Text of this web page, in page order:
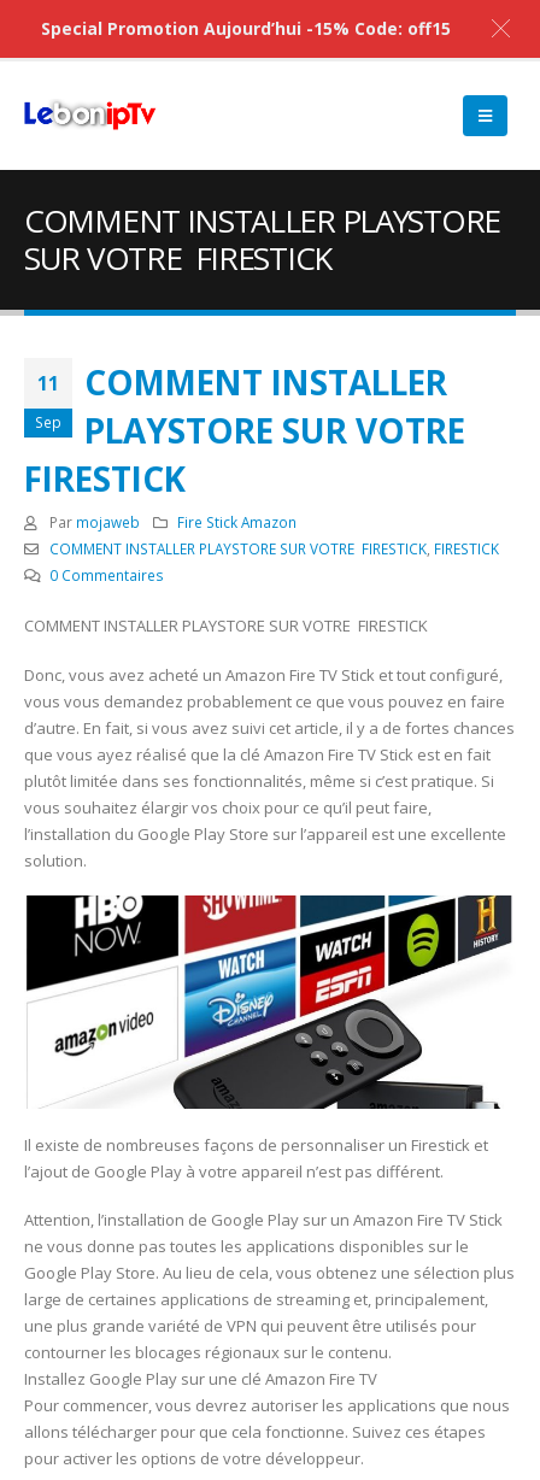
COMMENT INSTALLER PLAYSTORE
SUR VOTRE FIRESTICK
11
Sep
COMMENT INSTALLER
PLAYSTORE SUR VOTRE
FIRESTICK
Par mojaweb
Fire Stick Amazon
COMMENT INSTALLER PLAYSTORE SUR VOTRE FIRESTICK, FIRESTICK
0 Commentaires
COMMENT INSTALLER PLAYSTORE SUR VOTRE FIRESTICK
Donc, vous avez acheté un Amazon Fire TV Stick et tout configuré,
vous vous demandez probablement ce que vous pouvez en faire
d’autre. En fait, si vous avez suivi cet article, il y a de fortes chances
que vous ayez réalisé que la clé Amazon Fire TV Stick est en fait
plutôt limitée dans ses fonctionnalités, même si c’est pratique. Si
vous souhaitez élargir vos choix pour ce qu’il peut faire,
l’installation du Google Play Store sur l’appareil est une excellente
solution.
Il existe de nombreuses façons de personnaliser un Firestick et
l’ajout de Google Play à votre appareil n’est pas différent.
Attention, l’installation de Google Play sur un Amazon Fire TV Stick
ne vous donne pas toutes les applications disponibles sur le
Google Play Store. Au lieu de cela, vous obtenez une sélection plus
large de certaines applications de streaming et, principalement,
une plus grande variété de VPN qui peuvent être utilisés pour
contourner les blocages régionaux sur le contenu.
Installez Google Play sur une clé Amazon Fire TV
Pour commencer, vous devrez autoriser les applications que nous
allons télécharger pour que cela fonctionne. Suivez ces étapes
pour activer les options de votre développeur.
Special Promotion Aujourd’hui -15% Code: off15